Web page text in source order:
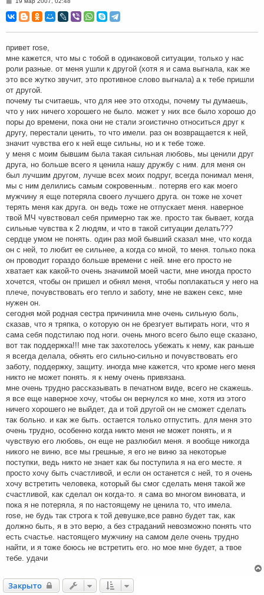
о
б
и
е
привет rose,
мне кажется, что мы с тобой в одинаковой ситуации, только у нас
роли разные. от меня ушли к другой (хотя я и сама выгнала, как же
это все жутко звучит, это противное слово выгнала) а к тебе пришли
от другой.
почему ты считаешь, что для нее это отходы, почему ты думаешь,
что у них ничего хорошего не было. может у них все было хорошо до
поры до времени, пока они не стали эгоистично относиться друг к
другу, перестали ценить, то что имели. раз он возвращается к ней,
значит чувства его к ней еще сильны, но и к тебе тоже.
у меня с моим бывшим была такая сильная любовь, мы ценили друг
друга, но больше всего я ценила нашу дружбу с ним. для меня он
был лучшим другом, лучше всех моих подруг, всегда понимал меня,
мы с ним делились самым сокровенным.. потеряв его как моего
мужчину я еще потеряла своего лучшего друга. он тоже не хочет
терять меня как друга. он ведь тоже не отпускает меня. наверное
твой МЧ чувствовал себя примерно так же. просто так бывает, когда
сильные чувства к 2 людям, и что в такой ситуации делать???
сердце умом не понять. один раз мой бывший сказал мне, что когда
он с ней, то любит ее сильнее, а когда со мной, то меня. только пока
он проводит гораздо больше времени с ней. мне его просто не
хватает как какой-то очень значимой моей части, мне иногда просто
хочется, чтобы он пришел и обнял меня, чтобы поплакаться у него на
плече, почувствовать его тепло и заботу, мне не важен секс, мне
нужен он.
сегодня мой родная сестра причинила мне очень сильную боль,
сказав, что я тряпка, о которую он не брезгует вытирать ноги, что я
сама себя подстилаю под ноги. очень много всего было еще сказано,
вот так поддержка!!! мне так захотелось убежать к нему, как раньше
я всегда делала, обнять его сильно-сильно и почувствовать его
заботу, поддержку, защиту. иногда мне кажется, что кроме него меня
никто не может понять. я к нему очень привязана.
мне очень трудно рассказывать в печатном виде, всего не скажешь.
я все еще наверное хочу, чтобы он вернулся ко мне, хотя из этого
ничего хорошего не выйдет, да и той другой он не сможет сделать
так больно. и как же быть. остается только отпустить. для меня это
очень трудно, особенно когда никто меня не может понять, и я
чувствую его любовь, он еще не разлюбил меня. я вообще никогда
никого не виню, все мы грешные, я его не виню за некоторые
поступки, ведь никто не знает как бы поступила я на его месте. я
просто хочу быть счастливой, и если он останется с ней, то я очень
хочу встретить человека, который бы смог сделать меня такой же
счастливой, как сделал он когда-то. я сама во многом виновата, и
пока я не потеряла, я по настоящему не ценила то, что имела.
rose, не будь так строга к той девушке,все равно будет так, как
должно быть, я в это верю, а без страданий невозможно понять что
есть счастье. настоящего мужчину на самом деле очень трудно
найти, и я тоже боюсь не встретить его. но мое мне будет, а твое
тебе. удачи
Закрыто
Закрыто